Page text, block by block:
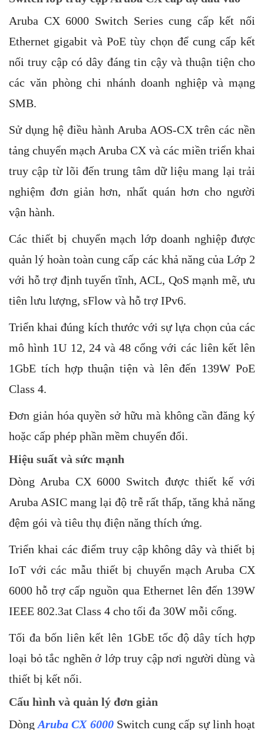
Aruba CX 6000 Switch Series cung cấp kết nối
Ethernet gigabit và PoE tùy chọn để cung cấp kết
nối truy cập có dây đáng tin cậy và thuận tiện cho
các văn phòng chi nhánh doanh nghiệp và mạng
SMB.
Sử dụng hệ điều hành Aruba AOS-CX trên các nền
tảng chuyển mạch Aruba CX và các miền triển khai
truy cập từ lõi đến trung tâm dữ liệu mang lại trải
nghiệm đơn giản hơn, nhất quán hơn cho người
vận hành.
Các thiết bị chuyển mạch lớp doanh nghiệp được
quản lý hoàn toàn cung cấp các khả năng của Lớp 2
với hỗ trợ định tuyến tĩnh, ACL, QoS mạnh mẽ, ưu
tiên lưu lượng, sFlow và hỗ trợ IPv6.
Triển khai đúng kích thước với sự lựa chọn của các
mô hình 1U 12, 24 và 48 cổng với các liên kết lên
1GbE tích hợp thuận tiện và lên đến 139W PoE
Class 4.
Đơn giản hóa quyền sở hữu mà không cần đăng ký
hoặc cấp phép phần mềm chuyển đổi.
Hiệu suất và sức mạnh
Dòng Aruba CX 6000 Switch được thiết kế với
Aruba ASIC mang lại độ trễ rất thấp, tăng khả năng
đệm gói và tiêu thụ điện năng thích ứng.
Triển khai các điểm truy cập không dây và thiết bị
IoT với các mẫu thiết bị chuyển mạch Aruba CX
6000 hỗ trợ cấp nguồn qua Ethernet lên đến 139W
IEEE 802.3at Class 4 cho tối đa 30W mỗi cổng.
Tối đa bốn liên kết lên 1GbE tốc độ dây tích hợp
loại bỏ tắc nghẽn ở lớp truy cập nơi người dùng và
thiết bị kết nối.
Cấu hình và quản lý đơn giản
DòngAruba CX 6000Switch cung cấp sự linh hoạt